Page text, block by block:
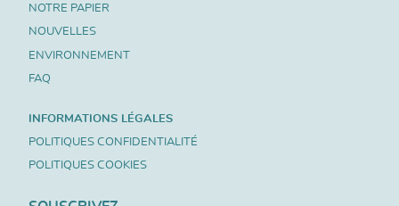
NOTRE PAPIER
NOUVELLES
ENVIRONNEMENT
FAQ
INFORMATIONS LÉGALES
POLITIQUES CONFIDENTIALITÉ
POLITIQUES COOKIES